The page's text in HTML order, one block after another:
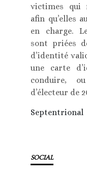
victimes qui
afin qu’elles
en charge.
sont priées
d’identité
une carte
conduire,
d’électeur de
Septentrional
SOCIAL